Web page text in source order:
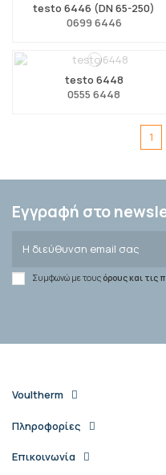
testo 6446 (DN 65-250)
0699 6446
testo 6448
0555 6448
1
Εγγραφή στο
Συμφωνώ με τους όρους και τις
Voultherm
Πληροφορίες
Επικοινωνία